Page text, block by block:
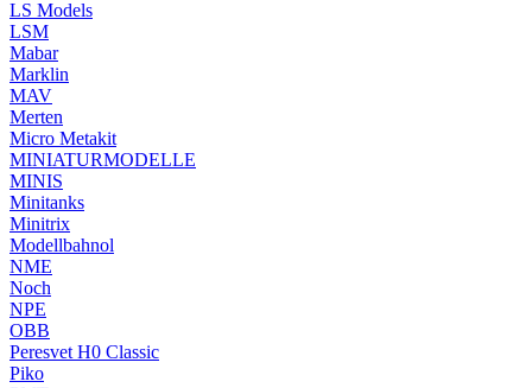
LS Models
LSM
Mabar
Marklin
MAV
Merten
Micro Metakit
MINIATURMODELLE
MINIS
Minitanks
Minitrix
Modellbahnol
NME
Noch
NPE
OBB
Peresvet H0 Classic
Piko